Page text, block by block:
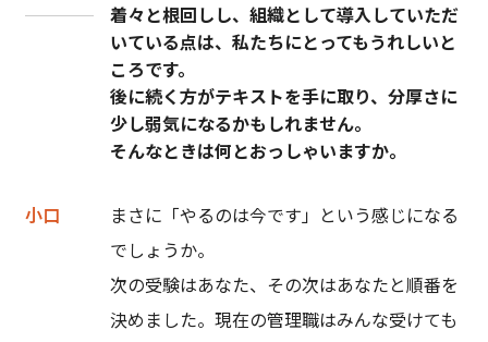
着々と根回しし、組織として導入していただ
いている点は、私たちにとってもうれしいと
ころです。
後に続く方がテキストを手に取り、分厚さに
少し弱気になるかもしれません。
そんなときは何とおっしゃいますか。
小口
まさに「やるのは今です」という感じになる
でしょうか。
次の受験はあなた、その次はあなたと順番を
決めました。現在の管理職はみんな受けても